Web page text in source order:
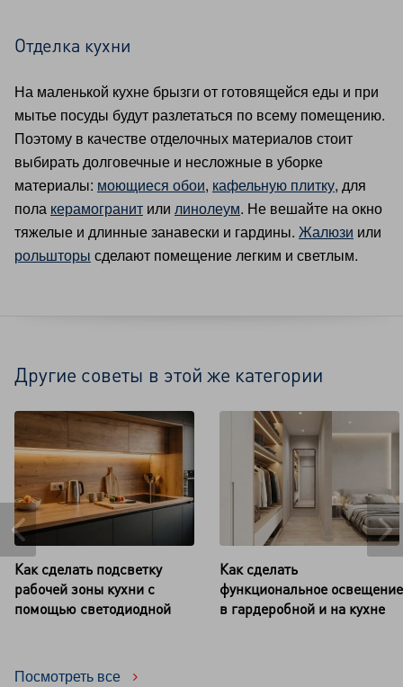
Отделка кухни
На маленькой кухне брызги от готовящейся еды и при
мытье посуды будут разлетаться по всему помещению.
Поэтому в качестве отделочных материалов стоит
выбирать долговечные и несложные в уборке
материалы: моющиеся обои, кафельную плитку, для
пола керамогранит или линолеум. Не вешайте на окно
тяжелые и длинные занавески и гардины. Жалюзи или
рольшторы сделают помещение легким и светлым.
Другие советы в этой же категории
Посмотреть все
Как сделать подсветку
рабочей зоны кухни с
помощью светодиодной
Как сделать
функциональное освещение
в гардеробной и на кухне